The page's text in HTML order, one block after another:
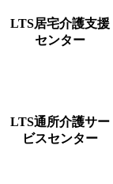
LTS居宅介護支援
センター
LTS通所介護サー
ビスセンター